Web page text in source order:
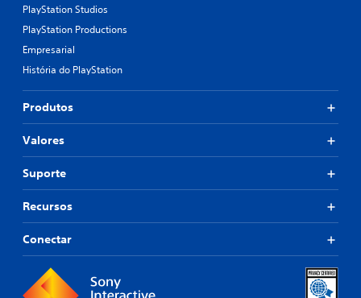
PlayStation Studios
PlayStation Productions
Empresarial
História do PlayStation
Produtos
Valores
Suporte
Recursos
Conectar